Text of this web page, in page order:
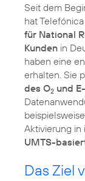
Seit dem
hat
für National
Kunden in
haben eine
erhalten. Sie
des O2 und
Aktivierung in
UMTS-
Das Ziel